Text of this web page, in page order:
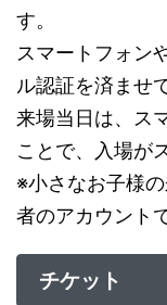
す。
スマートフォン
ル認証を済ませ
来場当日は、ス
ことで、入場が
※小さなお子様
者のアカウント
チケット